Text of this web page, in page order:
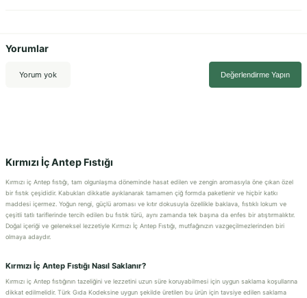
Yorumlar
Yorum yok Değerlendirme Yapın
Kırmızı İç Antep Fıstığı
Kırmızı iç Antep fıstığı, tam olgunlaşma döneminde hasat edilen ve zengin aromasıyla öne çıkan özel
bir fıstık çeşididir. Kabukları dikkatle ayıklanarak tamamen çiğ formda paketlenir ve hiçbir katkı
maddesi içermez. Yoğun rengi, güçlü aroması ve kıtır dokusuyla özellikle baklava, fıstıklı lokum ve
çeşitli tatlı tariflerinde tercih edilen bu fıstık türü, aynı zamanda tek başına da enfes bir atıştırmalıktır.
Doğal içeriği ve geleneksel lezzetiyle Kırmızı İç Antep Fıstığı, mutfağınızın vazgeçilmezlerinden biri
olmaya adaydır.
Kırmızı İç Antep Fıstığı Nasıl Saklanır?
Kırmızı iç Antep fıstığının tazeliğini ve lezzetini uzun süre koruyabilmesi için uygun saklama koşullarına
dikkat edilmelidir. Türk Gıda Kodeksine uygun şekilde üretilen bu ürün için tavsiye edilen saklama